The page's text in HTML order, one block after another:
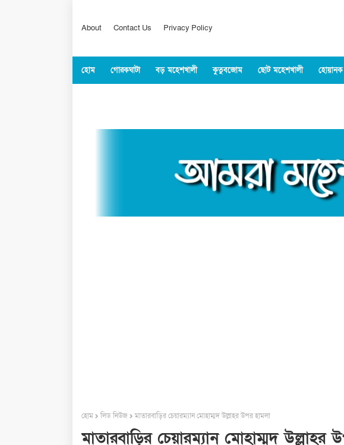
About Contact Us Privacy Policy
হোম গোরকঘাটা বড় মহেশখালী কুতুবজোম ছোট মহেশখালী হোয়ানক
হোম লিড নিউজ মাতারবাড়ির চেয়ারম্যান মোহাম্মদ উল্লাহর উপর হামলা
মাতারবাড়ির চেয়ারম্যান মোহাম্মদ উল্লাহর